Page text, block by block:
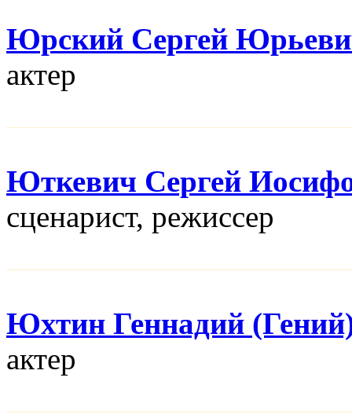
Юрский Сергей
актер
Юткевич Сергей
сценарист, режисcер
Юхтин Геннадий
актер